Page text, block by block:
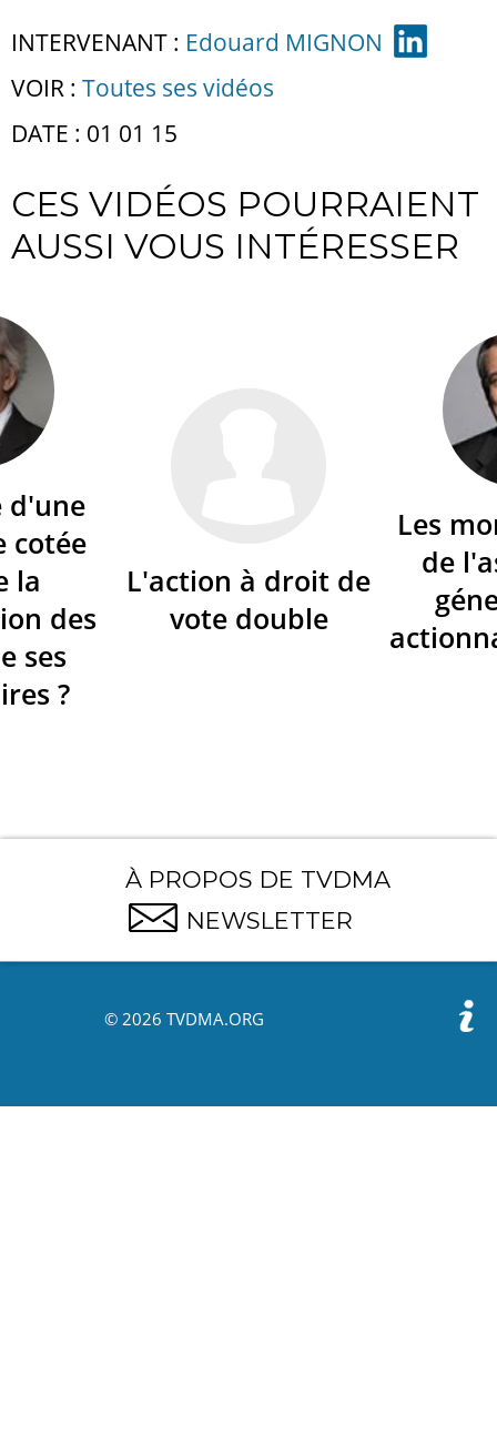
INTERVENANT : Edouard MIGNON
VOIR : Toutes ses vidéos
DATE : 01 01 15
CES VIDÉOS POURRAIENT
AUSSI VOUS INTÉRESSER
d'une
cotée
la
des
ses
?
L'action à droit de
vote double
Les
de
À PROPOS DE TVDMA
NEWSLETTER
© 2026 TVDMA.ORG